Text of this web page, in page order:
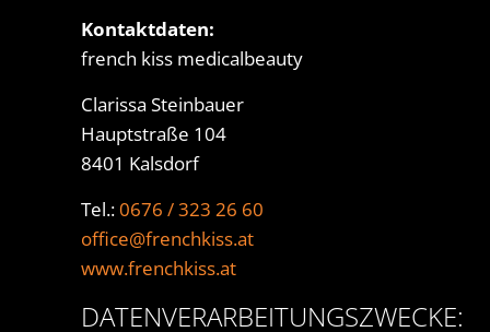
Kontaktdaten:
french kiss medicalbeauty
Clarissa Steinbauer
Hauptstraße 104
8401 Kalsdorf
Tel.:0676 / 323 26 60
office@frenchkiss.at
www.frenchkiss.at
DATENVERARBEITUNGSZWECKE: